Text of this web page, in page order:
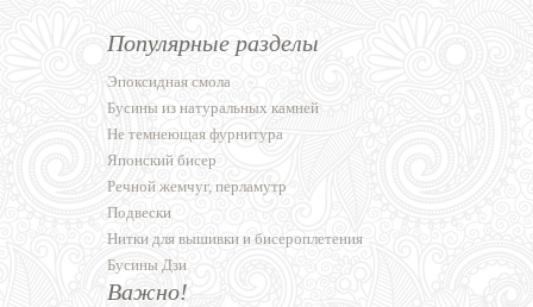
Популярные разделы
Эпоксидная смола
Бусины из натуральных камней
Не темнеющая фурнитура
Японский бисер
Речной жемчуг, перламутр
Подвески
Нитки для вышивки и бисероплетения
Бусины Дзи
Важно!